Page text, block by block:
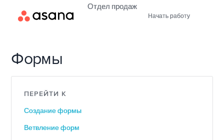
Начать работу
Отдел продаж
Формы
ПЕРЕЙТИ К
Создание формы
Ветвление форм